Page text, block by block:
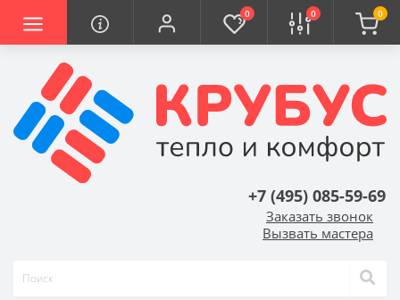
0 0 0
+7 (495) 085-59-69
Заказать звонок
Вызвать мастера